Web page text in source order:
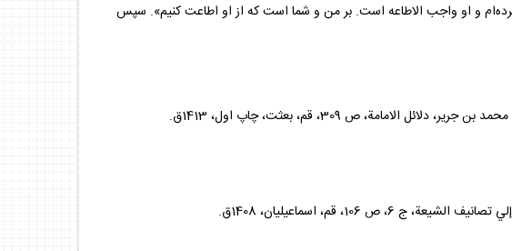
و او واجب الاطاعه است. بر من و شما است كه از او اطاعت كنيم». سپس